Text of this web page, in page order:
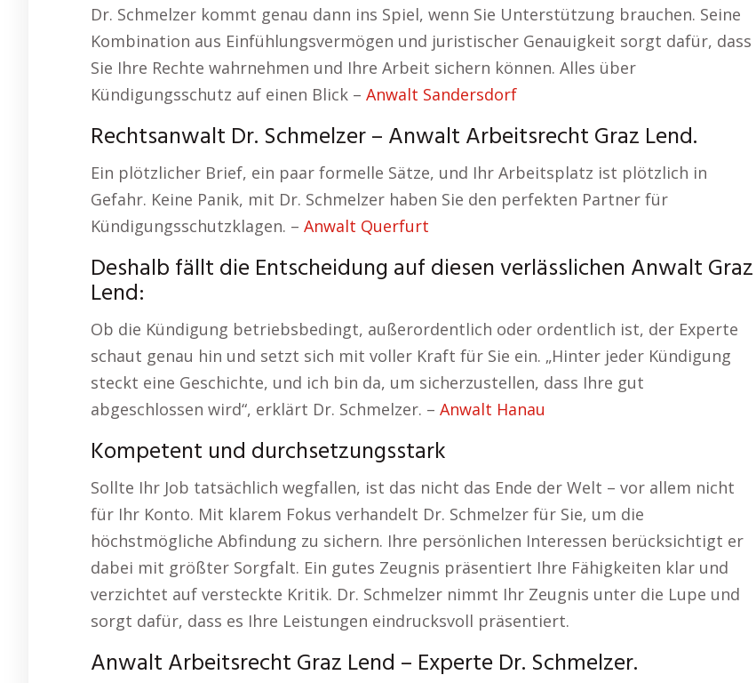
Dr. Schmelzer kommt genau dann ins Spiel, wenn Sie Unterstützung brauchen. Seine
Kombination aus Einfühlungsvermögen und juristischer Genauigkeit sorgt dafür, dass
Sie Ihre Rechte wahrnehmen und Ihre Arbeit sichern können. Alles über
Kündigungsschutz auf einen Blick – Anwalt Sandersdorf
Rechtsanwalt Dr. Schmelzer – Anwalt Arbeitsrecht Graz Lend.
Ein plötzlicher Brief, ein paar formelle Sätze, und Ihr Arbeitsplatz ist plötzlich in
Gefahr. Keine Panik, mit Dr. Schmelzer haben Sie den perfekten Partner für
Kündigungsschutzklagen. – Anwalt Querfurt
Deshalb fällt die Entscheidung auf diesen verlässlichen Anwalt Graz
Lend:
Ob die Kündigung betriebsbedingt, außerordentlich oder ordentlich ist, der Experte
schaut genau hin und setzt sich mit voller Kraft für Sie ein. „Hinter jeder Kündigung
steckt eine Geschichte, und ich bin da, um sicherzustellen, dass Ihre gut
abgeschlossen wird“, erklärt Dr. Schmelzer. – Anwalt Hanau
Kompetent und durchsetzungsstark
Sollte Ihr Job tatsächlich wegfallen, ist das nicht das Ende der Welt – vor allem nicht
für Ihr Konto. Mit klarem Fokus verhandelt Dr. Schmelzer für Sie, um die
höchstmögliche Abfindung zu sichern. Ihre persönlichen Interessen berücksichtigt er
dabei mit größter Sorgfalt. Ein gutes Zeugnis präsentiert Ihre Fähigkeiten klar und
verzichtet auf versteckte Kritik. Dr. Schmelzer nimmt Ihr Zeugnis unter die Lupe und
sorgt dafür, dass es Ihre Leistungen eindrucksvoll präsentiert.
Anwalt Arbeitsrecht Graz Lend – Experte Dr. Schmelzer.